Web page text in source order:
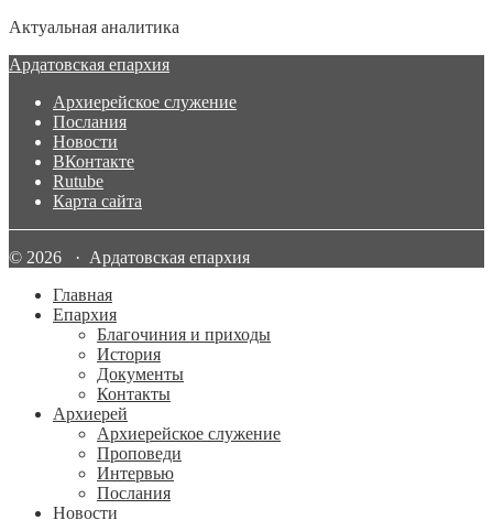
Актуальная аналитика
Ардатовская епархия
Архиерейское служение
Послания
Новости
ВКонтакте
Rutube
Карта сайта
© 2026 · Ардатовская епархия
Главная
Епархия
Благочиния и приходы
История
Документы
Контакты
Архиерей
Архиерейское служение
Проповеди
Интервью
Послания
Новости